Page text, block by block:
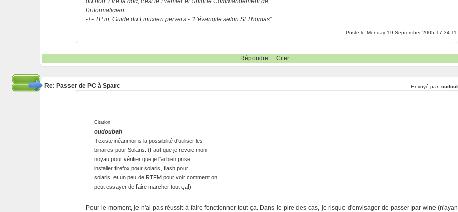
l'informaticien.
-+- TP in: Guide du Linuxien pervers - "L'évangile selon St Thomas"
Poste le Monday 19 September 2005 17:34:11
Répondre Citer
Re: Passer de PC à Sparc Envoyé par:
Citation
oudoubah
Il existe néanmoins la possibilité d'utiliser les
binaires pour Solaris. (Faut que je revoie mon
noyau pour vérifier que je l'ai bien prise,
installer firefox pour solaris, flash pour
solaris, et un peu de RTFM pour voir comment on
peut essayer de faire marcher tout ça!)
Pour le moment, je n'ai pas réussit à faire fonctionner tout ça. Dans le pire des cas, je risque d'envisager de passer par wine